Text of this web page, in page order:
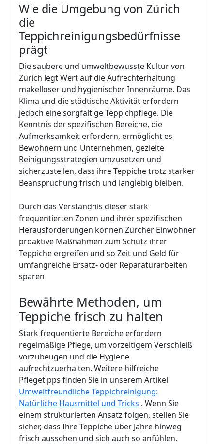
Wie die Umgebung von Zürich
die
Teppichreinigungsbedürfnisse
prägt
Die saubere und umweltbewusste Kultur von
Zürich legt Wert auf die Aufrechterhaltung
makelloser und hygienischer Innenräume. Das
Klima und die städtische Aktivität erfordern
jedoch eine sorgfältige Teppichpflege. Die
Kenntnis der spezifischen Bereiche, die
Aufmerksamkeit erfordern, ermöglicht es
Bewohnern und Unternehmen, gezielte
Reinigungsstrategien umzusetzen und
sicherzustellen, dass ihre Teppiche trotz starker
Beanspruchung frisch und langlebig bleiben.
Durch das Verständnis dieser stark
frequentierten Zonen und ihrer spezifischen
Herausforderungen können Zürcher Einwohner
proaktive Maßnahmen zum Schutz ihrer
Teppiche ergreifen und so Zeit und Geld für
umfangreiche Ersatz- oder Reparaturarbeiten
sparen
Bewährte Methoden, um
Teppiche frisch zu halten
Stark frequentierte Bereiche erfordern
regelmäßige Pflege, um vorzeitigem Verschleiß
vorzubeugen und die Hygiene
aufrechtzuerhalten. Weitere hilfreiche
Pflegetipps finden Sie in unserem Artikel
Umweltfreundliche Teppichreinigung:
Natürliche Hausmittel und Tricks . Wenn Sie
einem strukturierten Ansatz folgen, stellen Sie
sicher, dass Ihre Teppiche über Jahre hinweg
frisch aussehen und sich auch so anfühlen.